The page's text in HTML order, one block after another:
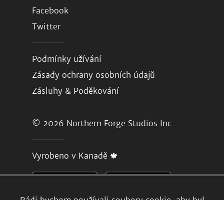
Facebook
Twitter
Podmínky užívání
Zásady ochrany osobních údajů
Zásluhy & Poděkování
© 2026 Northern Forge Studios Inc
Vyrobeno v Kanadě 🍁